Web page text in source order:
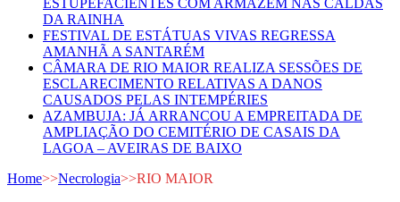
ESTUPEFACIENTES COM ARMAZÉM NAS CALDAS
DA RAINHA
FESTIVAL DE ESTÁTUAS VIVAS REGRESSA
AMANHÃ A SANTARÉM
CÂMARA DE RIO MAIOR REALIZA SESSÕES DE
ESCLARECIMENTO RELATIVAS A DANOS
CAUSADOS PELAS INTEMPÉRIES
AZAMBUJA: JÁ ARRANCOU A EMPREITADA DE
AMPLIAÇÃO DO CEMITÉRIO DE CASAIS DA
LAGOA – AVEIRAS DE BAIXO
Home>>Necrologia>>RIO MAIOR